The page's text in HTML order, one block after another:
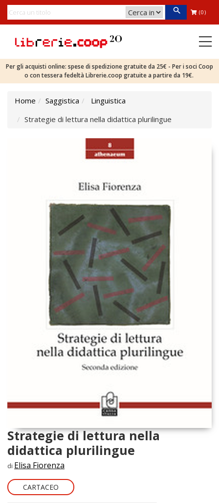
(0)
Per gli acquisti online: spese di spedizione gratuite da 25€ - Per i soci Coop
o con tessera fedeltà Librerie.coop gratuite a partire da 19€.
Home Saggistica
Linguistica
Strategie di lettura nella didattica plurilingue
Strategie di lettura nella
didattica plurilingue
di Elisa Fiorenza
CARTACEO